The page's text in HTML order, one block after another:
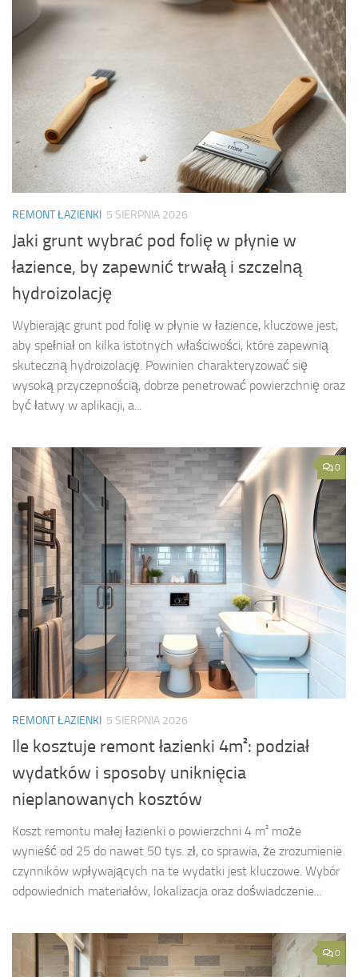
REMONT ŁAZIENKI 5 SIERPNIA 2026
Jaki grunt wybrać pod folię w płynie w
łazience, by zapewnić trwałą i szczelną
hydroizolację
Wybierając grunt pod folię w płynie w łazience, kluczowe jest,
aby spełniał on kilka istotnych właściwości, które zapewnią
skuteczną hydroizolację. Powinien charakteryzować się
wysoką przyczepnością, dobrze penetrować powierzchnię oraz
być łatwy w aplikacji, a...
0
REMONT ŁAZIENKI 5 SIERPNIA 2026
Ile kosztuje remont łazienki 4m²: podział
wydatków i sposoby uniknięcia
nieplanowanych kosztów
Koszt remontu małej łazienki o powierzchni 4 m² może
wynieść od 25 do nawet 50 tys. zł, co sprawia, że zrozumienie
czynników wpływających na te wydatki jest kluczowe. Wybór
odpowiednich materiałów, lokalizacja oraz doświadczenie...
0